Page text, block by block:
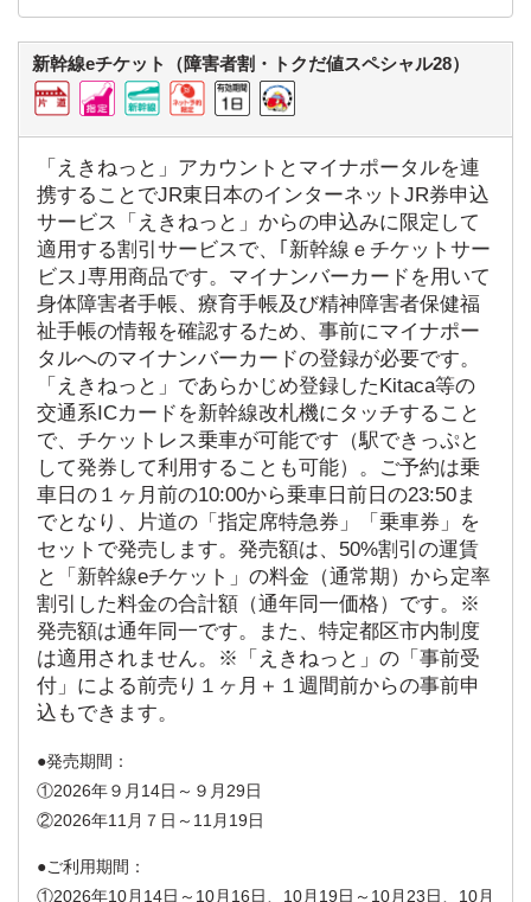
新幹線eチケット（障害者割・トクだ値スペシャル28）
「えきねっと」アカウントとマイナポータルを連
携することでJR東日本のインターネットJR券申込
サービス「えきねっと」からの申込みに限定して
適用する割引サービスで、｢新幹線ｅチケットサー
ビス｣専用商品です。マイナンバーカードを用いて
身体障害者手帳、療育手帳及び精神障害者保健福
祉手帳の情報を確認するため、事前にマイナポー
タルへのマイナンバーカードの登録が必要です。
「えきねっと」であらかじめ登録したKitaca等の
交通系ICカードを新幹線改札機にタッチすること
で、チケットレス乗車が可能です（駅できっぷと
して発券して利用することも可能）。ご予約は乗
車日の１ヶ月前の10:00から乗車日前日の23:50ま
でとなり、片道の「指定席特急券」「乗車券」を
セットで発売します。発売額は、50%割引の運賃
と「新幹線eチケット」の料金（通常期）から定率
割引した料金の合計額（通年同一価格）です。※
発売額は通年同一です。また、特定都区市内制度
は適用されません。※「えきねっと」の「事前受
付」による前売り１ヶ月＋１週間前からの事前申
込もできます。
発売期間：
①2026年９月14日～９月29日
②2026年11月７日～11月19日
ご利用期間：
①2026年10月14日～10月16日、10月19日～10月23日、10月